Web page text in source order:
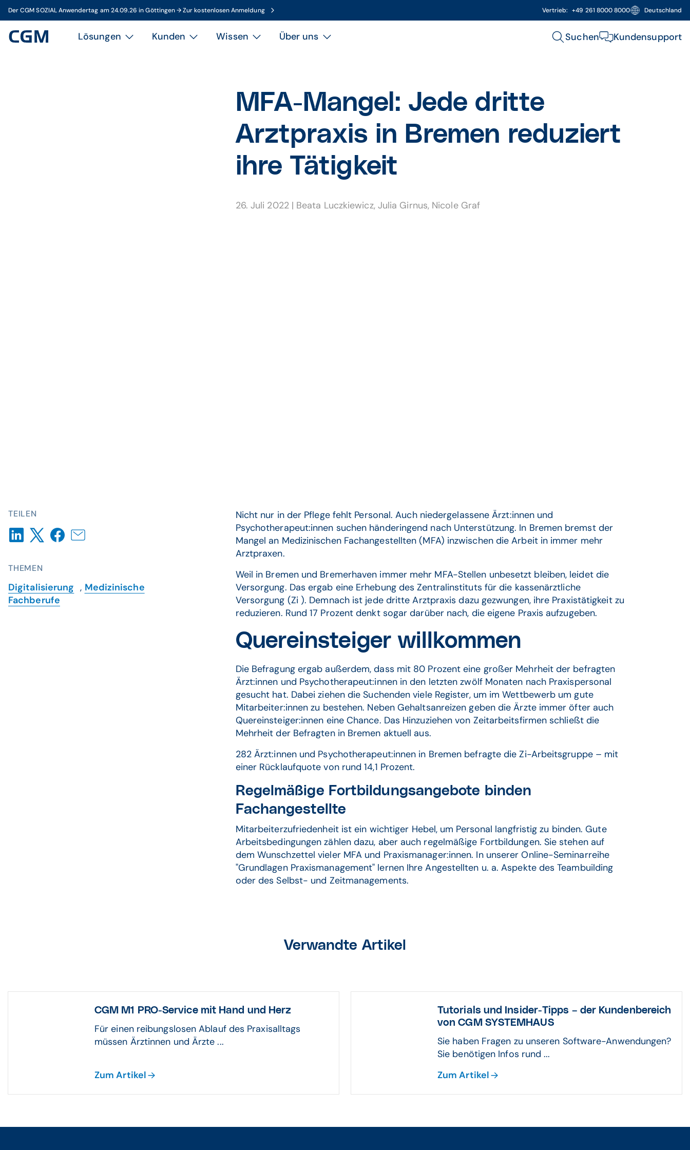
Der CGM SOZIAL Anwendertag am 24.09.26 in Göttingen → Zur kostenlosen Anmeldung Vertrieb: +49 261 8000 8000 Deutschland
Lösungen Kunden Wissen Über uns Suchen Kundensupport
MFA-Mangel: Jede dritte
Arztpraxis in Bremen reduziert
ihre Tätigkeit
26. Juli 2022 | Beata Luczkiewicz, Julia Girnus, Nicole Graf
TEILEN
THEMEN
Digitalisierung , Medizinische
Fachberufe
Nicht nur in der Pflege fehlt Personal. Auch niedergelassene Ärzt:innen und
Psychotherapeut:innen suchen händeringend nach Unterstützung. In Bremen bremst der
Mangel an Medizinischen Fachangestellten (MFA) inzwischen die Arbeit in immer mehr
Arztpraxen.
Weil in Bremen und Bremerhaven immer mehr MFA-Stellen unbesetzt bleiben, leidet die
Versorgung. Das ergab eine Erhebung des Zentralinstituts für die kassenärztliche
Versorgung (Zi ). Demnach ist jede dritte Arztpraxis dazu gezwungen, ihre Praxistätigkeit zu
reduzieren. Rund 17 Prozent denkt sogar darüber nach, die eigene Praxis aufzugeben.
Quereinsteiger willkommen
Die Befragung ergab außerdem, dass mit 80 Prozent eine großer Mehrheit der befragten
Ärzt:innen und Psychotherapeut:innen in den letzten zwölf Monaten nach Praxispersonal
gesucht hat. Dabei ziehen die Suchenden viele Register, um im Wettbewerb um gute
Mitarbeiter:innen zu bestehen. Neben Gehaltsanreizen geben die Ärzte immer öfter auch
Quereinsteiger:innen eine Chance. Das Hinzuziehen von Zeitarbeitsfirmen schließt die
Mehrheit der Befragten in Bremen aktuell aus.
282 Ärzt:innen und Psychotherapeut:innen in Bremen befragte die Zi-Arbeitsgruppe – mit
einer Rücklaufquote von rund 14,1 Prozent.
Regelmäßige Fortbildungsangebote binden
Fachangestellte
Mitarbeiterzufriedenheit ist ein wichtiger Hebel, um Personal langfristig zu binden. Gute
Arbeitsbedingungen zählen dazu, aber auch regelmäßige Fortbildungen. Sie stehen auf
dem Wunschzettel vieler MFA und Praxismanager:innen. In unserer Online-Seminarreihe
"Grundlagen Praxismanagement" lernen Ihre Angestellten u. a. Aspekte des Teambuilding
oder des Selbst- und Zeitmanagements.
Verwandte Artikel
CGM M1 PRO-Service mit Hand und Herz
Für einen reibungslosen Ablauf des Praxisalltags
müssen Ärztinnen und Ärzte ...
Zum Artikel
Tutorials und Insider-Tipps – der Kundenbereich
von CGM SYSTEMHAUS
Sie haben Fragen zu unseren Software-Anwendungen?
Sie benötigen Infos rund ...
Zum Artikel